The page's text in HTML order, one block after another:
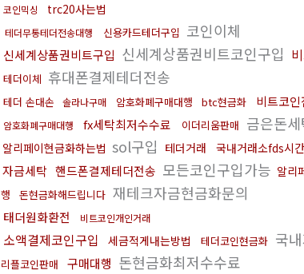
코인믹싱 trc20사는법
테더무통테더전송대행 신용카드테더구입 코인이체
신세계상품권비트구입 신세계상품권비트코인구입
테더이체 휴대폰결제테더전송
테더 손대손 솔라나구매 암호화폐구매대행 btc현금화 비트코
암호화폐구매대행 fx세탁최저수수료 이더리움판매 금은돈
알리페이현금화하는법 sol구입 테더거래 국내거래소fds시간
자금세탁 핸드폰결제테더전송 모든코인구입가능 알리
행
돈현금화해드립니다 재테크자금현금화문의
태더원화환전 비트코인개인거래
소액결제코인구입 세금적게내는방법 테더코인현금화 국
리플코인판매
구매대행 돈현금화최저수수료